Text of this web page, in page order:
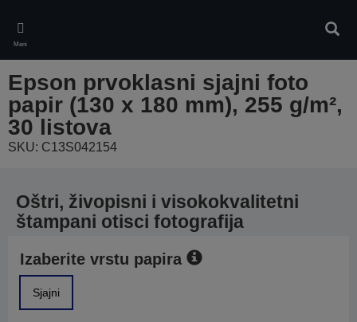
main
content
Meni
Epson prvoklasni sjajni foto
papir (130 x 180 mm), 255 g/m²,
30 listova
SKU: C13S042154
Oštri, živopisni i visokokvalitetni
štampani otisci fotografija
Izaberite vrstu papira
Sjajni